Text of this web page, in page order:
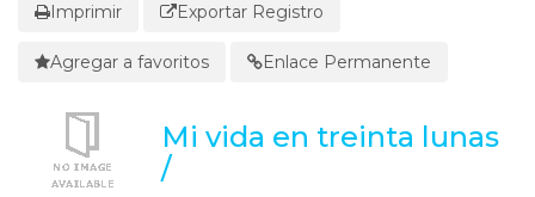
Imprimir Exportar Registro
Agregar a favoritos Enlace Permanente
Mi vida en treinta lunas
/